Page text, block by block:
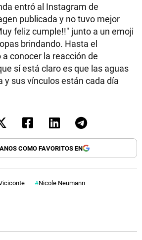
entró al Instagram de
publicada y no tuvo mejor
feliz cumple!!" junto a un emoji
brindando. Hasta el
conocer la reacción de
sí está claro es que las aguas
y sus vínculos están cada día
COMO FAVORITOS EN
Nicole Neumann